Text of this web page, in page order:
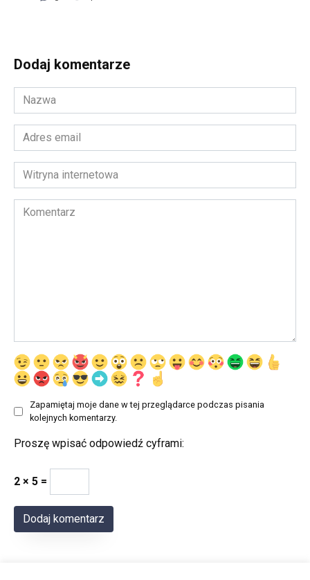
Dodaj komentarze
Nazwa
*
Adres
email
*Witryna
internetowa
Komentarz
Zapamiętaj moje dane w tej przeglądarce podczas pisania
kolejnych komentarzy.
Proszę wpisać odpowiedź cyframi:
2 × 5 =